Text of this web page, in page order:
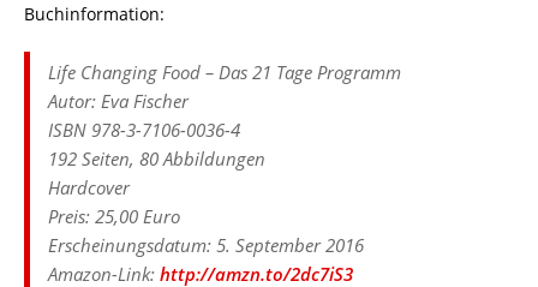
Buchinformation:
Life Changing Food – Das 21 Tage Programm
Autor: Eva Fischer
ISBN 978-3-7106-0036-4
192 Seiten, 80 Abbildungen
Hardcover
Preis: 25,00 Euro
Erscheinungsdatum: 5. September 2016
Amazon-Link: http://amzn.to/2dc7iS3